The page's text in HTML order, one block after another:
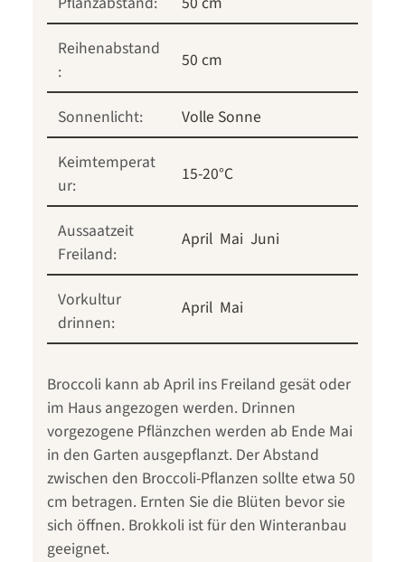
Reihenabstand
:
50 cm
Sonnenlicht:
Volle Sonne
Keimtemperat
ur:
15-20°C
Aussaatzeit
Freiland:
April Mai Juni
Vorkultur
drinnen:
April Mai
Broccoli kann ab April ins Freiland gesät oder
im Haus angezogen werden. Drinnen
vorgezogene Pflänzchen werden ab Ende Mai
in den Garten ausgepflanzt. Der Abstand
zwischen den Broccoli-Pflanzen sollte etwa 50
cm betragen. Ernten Sie die Blüten bevor sie
sich öffnen. Brokkoli ist für den Winteranbau
geeignet.